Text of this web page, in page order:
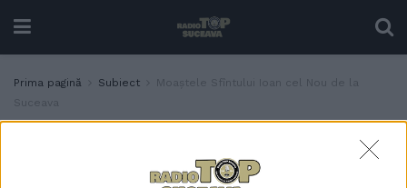
Prima pagină Subiect
Moaștele Sfîntului Ioan cel Nou de la
Suceava